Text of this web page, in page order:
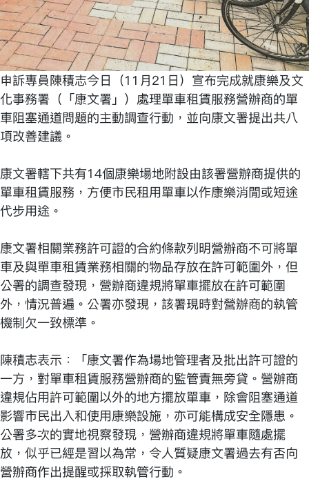
申訴專員陳積志今日（11月21日）宣布完成就康樂及文
化事務署（「康文署」）處理單車租賃服務營辦商的單
車阻塞通道問題的主動調查行動，並向康文署提出共八
項改善建議。
康文署轄下共有14個康樂場地附設由該署營辦商提供的
單車租賃服務，方便市民租用單車以作康樂消閒或短途
代步用途。
康文署相關業務許可證的合約條款列明營辦商不可將單
車及與單車租賃業務相關的物品存放在許可範圍外，但
公署的調查發現，營辦商違規將單車擺放在許可範圍
外，情況普遍。公署亦發現，該署現時對營辦商的執管
機制欠一致標準。
陳積志表示：「康文署作為場地管理者及批出許可證的
一方，對單車租賃服務營辦商的監管責無旁貸。營辦商
違規佔用許可範圍以外的地方擺放單車，除會阻塞通道
影響市民出入和使用康樂設施，亦可能構成安全隱患。
公署多次的實地視察發現，營辦商違規將單車隨處擺
放，似乎已經是習以為常，令人質疑康文署過去有否向
營辦商作出提醒或採取執管行動。